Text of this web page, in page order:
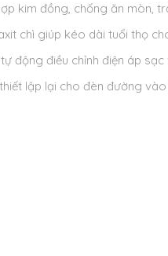
kim đồng, chống ăn mòn,
chì giúp kéo dài tuổi thọ
động điều chỉnh điện áp
lập lại cho đèn đường